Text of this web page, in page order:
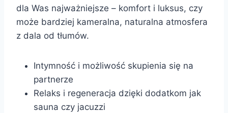
dla Was najważniejsze – komfort i luksus, czy
może bardziej kameralna, naturalna atmosfera
z dala od tłumów.
Intymność i możliwość skupienia się na
partnerze
Relaks i regeneracja dzięki dodatkom jak
sauna czy jacuzzi